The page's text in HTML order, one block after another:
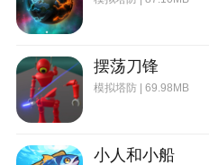
摆荡刀锋
模拟塔防 | 69.98MB
小人和小船